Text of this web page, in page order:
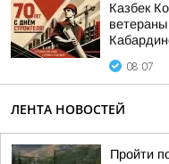
Казбек
ветераны
08:07
ЛЕНТА НОВОСТЕЙ
Пройти